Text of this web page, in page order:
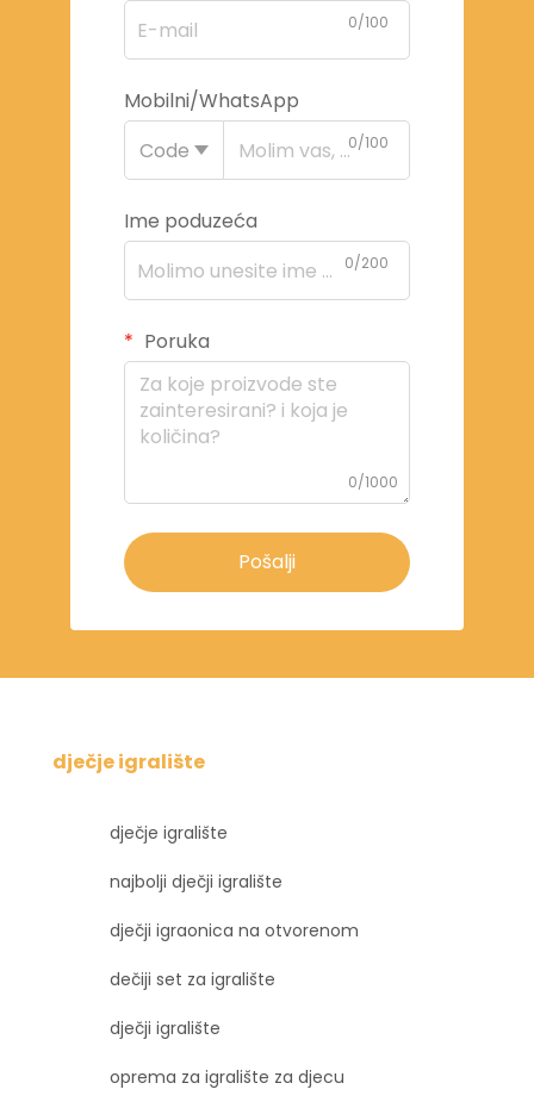
0/100
Mobilni/WhatsApp
Code
0/100
Ime poduzeća
0/200
Poruka
0/1000
Pošalji
dječje igralište
dječje igralište
najbolji dječji igralište
dječji igraonica na otvorenom
dečiji set za igralište
dječji igralište
oprema za igralište za djecu